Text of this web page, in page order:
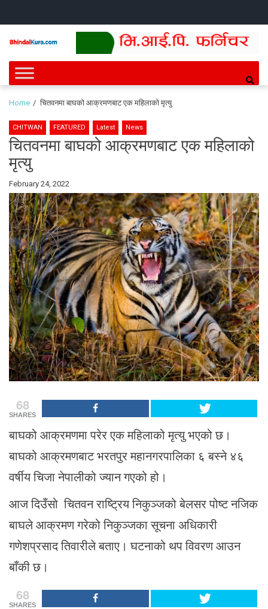
Bhindai Kura
News and entertainment.
Home चितवनमा बाघको आक्रमणबाट एक महिलाको मृत्यु
CHITWAN FEATURED Latest News
चितवनमा बाघको आक्रमणबाट एक महिलाको
मृत्यु
By
Bhindai
Kura
February 24, 2022
68
SHARES
बाघको आक्रमणमा परेर एक महिलाको मृत्यु भएको छ।
बाघको आक्रमणबाट भरतपुर महानगरपालिका ६ बस्ने ४६
वर्षीय चिजा नेपालीको ज्यान गएको हो।
आज दिउँसो चितवन राष्ट्रिय निकुञ्जको बेलसर पोष्ट नजिक
बाघले आक्रमण गरेको निकुञ्जका सूचना अधिकारी
गणेशप्रसाद तिवारीले बताए। घटनाको थप विवरण आउन
बाँकी छ।
68
SHARES